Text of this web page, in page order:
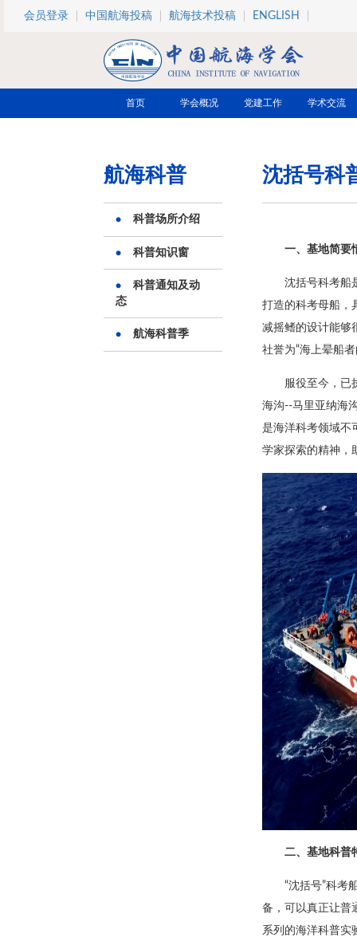
跳转到主要内容
会员登录 中国航海投稿 航海技术投稿 ENGLISH
首页 学会概况 党建工作 学术交流
航海科普
科普场所介绍
科普知识窗
科普通知及动
态
航海科普季
沈括号科
一、基地简要
沈括号科考船
打造的科考母船，
减摇鳍的设计能够
社誉为“海上晕船
服役至今，已
海沟--马里亚纳海
是海洋科考领域不
学家探索的精神，
二、基地科普
“沈括号”科考
备，可以真正让普
系列的海洋科普实